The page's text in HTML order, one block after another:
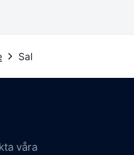
Sal
våra